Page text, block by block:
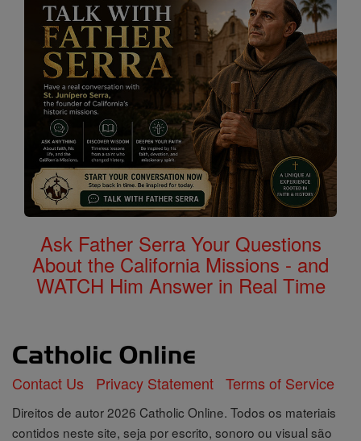
Ask Father Serra Your Questions
About the California Missions - and
WATCH Him Answer in Real Time
Contact Us Privacy Statement Terms of Service
Direitos de autor 2026 Catholic Online. Todos os materiais
contidos neste site, seja por escrito, sonoro ou visual são